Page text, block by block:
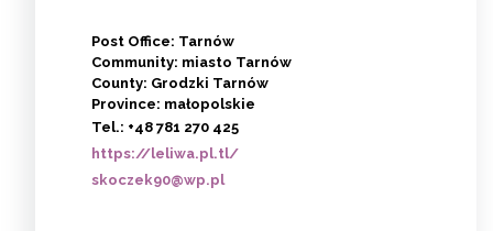
Post Office: Tarnów
Community: miasto Tarnów
County: Grodzki Tarnów
Province: małopolskie
Tel.: +48 781 270 425
https://leliwa.pl.tl/
skoczek90@wp.pl